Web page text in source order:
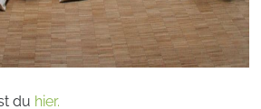
du hier.